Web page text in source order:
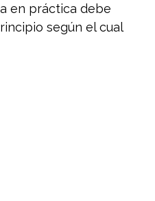
en práctica debe
según el cual